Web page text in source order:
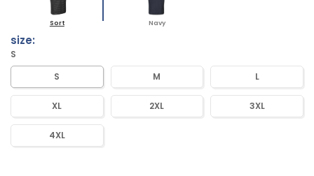
Sort Navy
size:
S
S
M L
XL 2XL 3XL
4XL